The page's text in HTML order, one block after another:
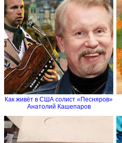
Как живёт в США солист «Песняров»
Анатолий Кашепаров